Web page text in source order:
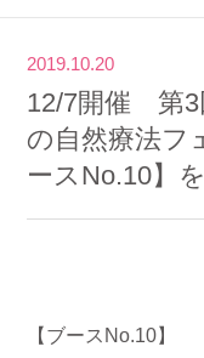
2019.10.20
12/7開催 第3
の自然療法フ
ースNo.10】
【ブースNo.10】